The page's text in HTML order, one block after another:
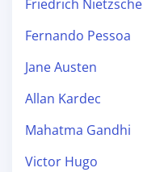
Friedrich Nietzsche
Fernando Pessoa
Jane Austen
Allan Kardec
Mahatma Gandhi
Victor Hugo